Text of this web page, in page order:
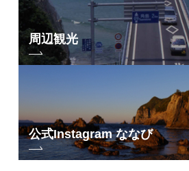
周辺観光
公式Instagram ななび